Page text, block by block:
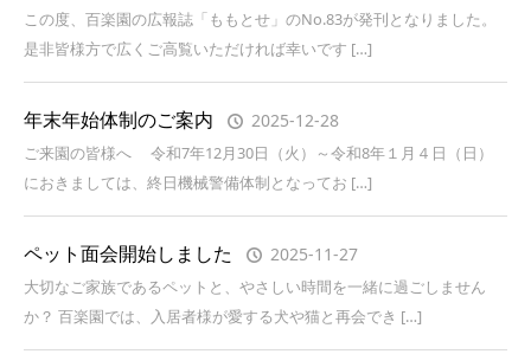
この度、百楽園の広報誌「ももとせ」のNo.83が発刊となりました。
是非皆様方で広くご高覧いただければ幸いです […]
年末年始体制のご案内 2025-12-28
ご来園の皆様へ 令和7年12月30日（火）～令和8年１月４日（日）
におきましては、終日機械警備体制となってお […]
ペット面会開始しました 2025-11-27
大切なご家族であるペットと、やさしい時間を一緒に過ごしません
か？ 百楽園では、入居者様が愛する犬や猫と再会でき […]